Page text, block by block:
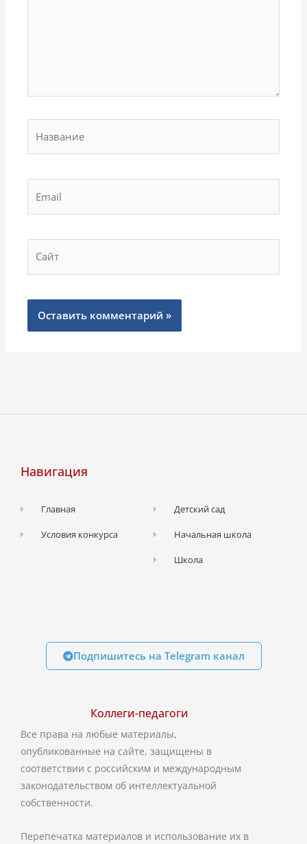
Навигация
Главная
Условия конкурса
Детский сад
Начальная школа
Школа
Подпишитесь на Telegram канал
Коллеги-педагоги
Все права на любые материалы,
опубликованные на сайте, защищены в
соответствии с российским и международным
законодательством об интеллектуальной
собственности.
Перепечатка материалов и использование их в